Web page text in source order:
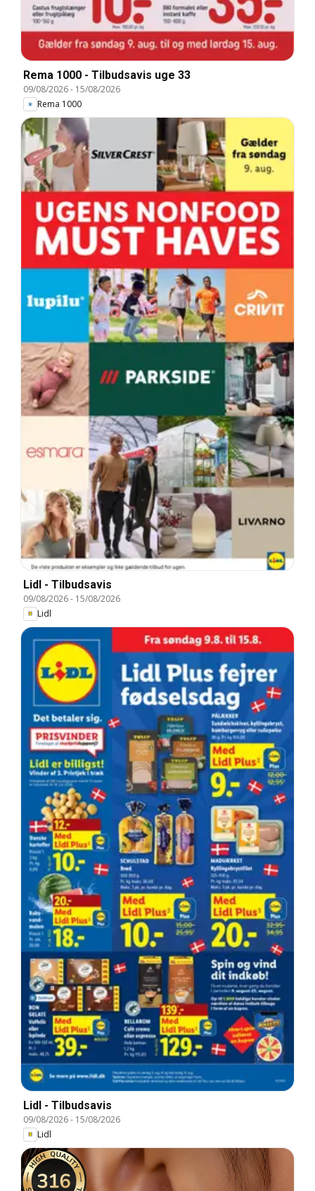
Rema 1000 - Tilbudsavis uge 33
09/08/2026- 15/08/2026
Rema 1000
Lidl - Tilbudsavis
09/08/2026- 15/08/2026
Lidl
Lidl - Tilbudsavis
09/08/2026- 15/08/2026
Lidl